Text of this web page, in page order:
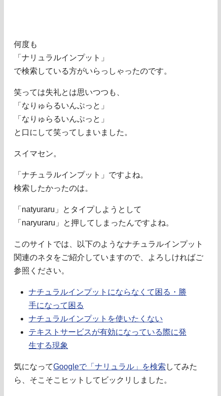
何度も
「ナリュラルインプット」
で検索している方がいらっしゃったのです。
笑っては失礼とは思いつつも、
「なりゅらるいんぷっと」
「なりゅらるいんぷっと」
と口にして笑ってしまいました。
スイマセン。
「ナチュラルインプット」ですよね。
検索したかったのは。
「natyuraru」とタイプしようとして
「naryuraru」と押してしまったんですよね。
このサイトでは、以下のようなナチュラルインプット
関連のネタをご紹介していますので、よろしければご
参照ください。
ナチュラルインプットにならなくて困る・勝
手になって困る
ナチュラルインプットを使いたくない
テキストサービスが有効になっている際に発
生する現象
気になってGoogleで「ナリュラル」を検索 してみた
ら、そこそこヒットしてビックリしました。